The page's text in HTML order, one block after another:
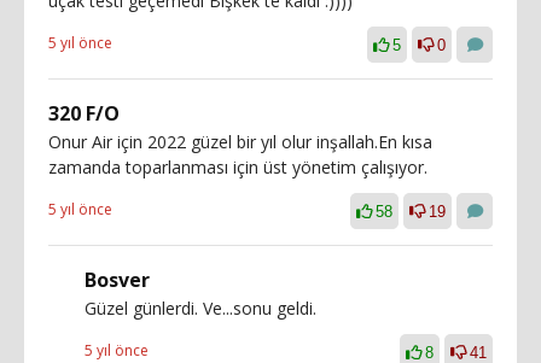
5 yıl önce 5 0
320 F/O
Onur Air için 2022 güzel bir yıl olur inşallah.En kısa
zamanda toparlanması için üst yönetim çalışıyor.
5 yıl önce 58 19
Bosver
Güzel günlerdi. Ve...sonu geldi.
5 yıl önce 8 41